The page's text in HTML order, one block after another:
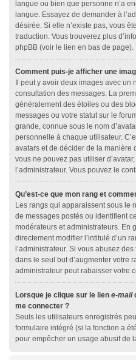
langue ou bien que personne n’a
langue. Essayez de demander à
désirée. Si elle n’existe pas, vous
traduction. Vous trouverez plus
phpBB (voir le lien en bas de page).
Comment puis-je afficher une
Il peut y avoir deux images avec un
consultation des messages. La
généralement des étoiles ou des
messages ou votre statut sur le
grande, connue sous le nom
personnelle à chaque utilisateur.
avatars et de décider de la manière
vous ne pouvez pas utiliser
l’administrateur. Vous pouvez le
Qu’est-ce que mon rang et
Les rangs qui apparaissent sous le
de messages postés ou identifient
modérateurs et administrateurs. En
directement modifier l’intitulé d’un
l’administrateur. Si vous abusez
dans le seul but d’augmenter votre
administrateur peut rabaisser votre
Lorsque je clique sur le lien e-mail
me connecter ?
Seuls les utilisateurs enregistrés
formulaire intégré (si la fonction a
pour empêcher un usage abusif de